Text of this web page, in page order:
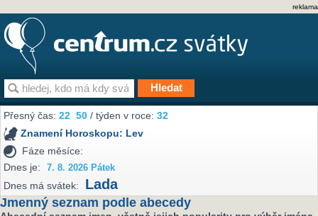
reklama
Přesný čas:22 50 / týden v roce:32
Znamení Horoskopu: Lev
Fáze měsíce:
Dnes je:
7. 8. 2026 Pátek
Dnes má svátek: Lada
Jmenný seznam podle abecedy